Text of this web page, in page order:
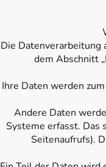
Die Datenverarbeitung
dem Abschnitt
Ihre Daten werden
Andere Daten
Systeme erfasst. Das
Seitenaufrufs).